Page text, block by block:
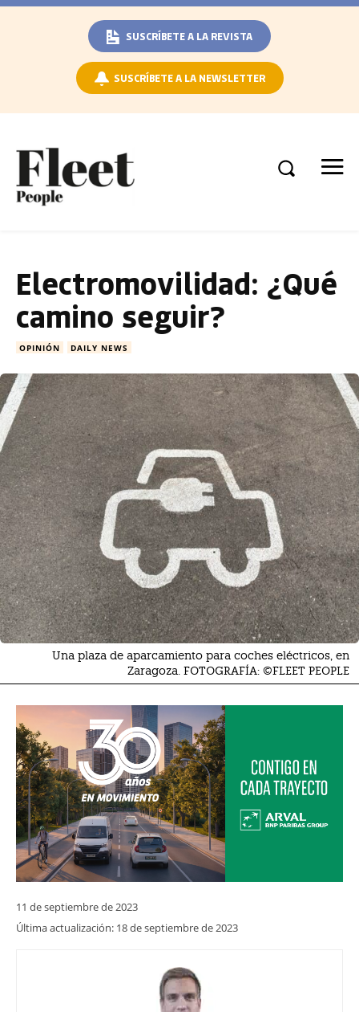
SUSCRÍBETE A LA REVISTA
SUSCRÍBETE A LA NEWSLETTER
Electromovilidad: ¿Qué
camino seguir?
OPINIÓN DAILY NEWS
Una plaza de aparcamiento para coches eléctricos, en
Zaragoza. FOTOGRAFÍA: ©FLEET PEOPLE
11 de septiembre de 2023
Última actualización: 18 de septiembre de 2023